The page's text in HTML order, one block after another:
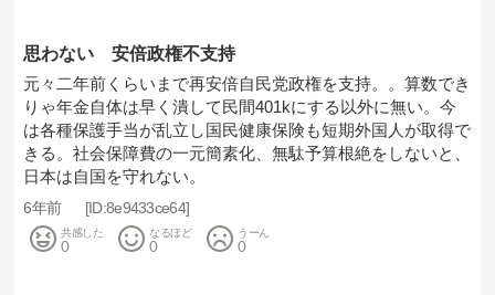
思わない 安倍政権不支持
元々二年前くらいまで再安倍自民党政権を支持。。算数でき
りゃ年金自体は早く潰して民間401kにする以外に無い。今
は各種保護手当が乱立し国民健康保険も短期外国人が取得で
きる。社会保障費の一元簡素化、無駄予算根絶をしないと、
日本は自国を守れない。
6年前 8e9433ce64
共感した
0
なるほど
0
うーん
0